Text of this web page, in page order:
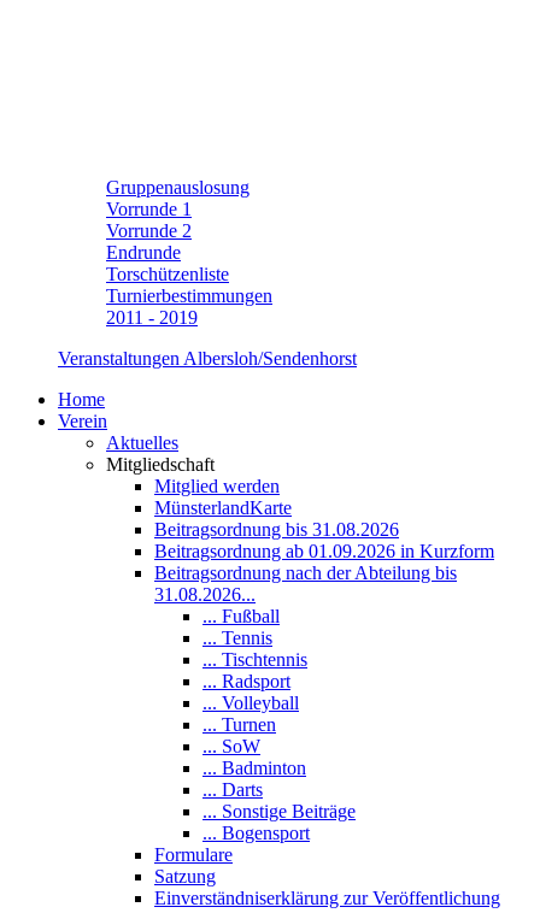
Gruppenauslosung
Vorrunde 1
Vorrunde 2
Endrunde
Torschützenliste
Turnierbestimmungen
2011 - 2019
Veranstaltungen Albersloh/Sendenhorst
Home
Verein
Aktuelles
Mitgliedschaft
Mitglied werden
MünsterlandKarte
Beitragsordnung bis 31.08.2026
Beitragsordnung ab 01.09.2026 in Kurzform
Beitragsordnung nach der Abteilung bis
31.08.2026...
... Fußball
... Tennis
... Tischtennis
... Radsport
... Volleyball
... Turnen
... SoW
... Badminton
... Darts
... Sonstige Beiträge
... Bogensport
Formulare
Satzung
Einverständniserklärung zur Veröffentlichung